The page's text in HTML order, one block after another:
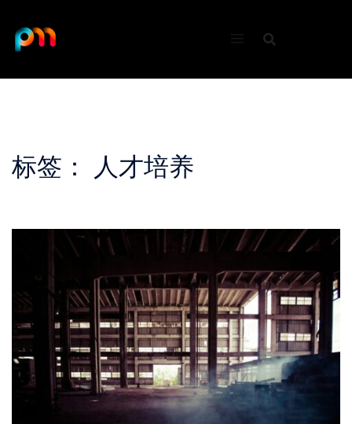
content
标签： 人才培养